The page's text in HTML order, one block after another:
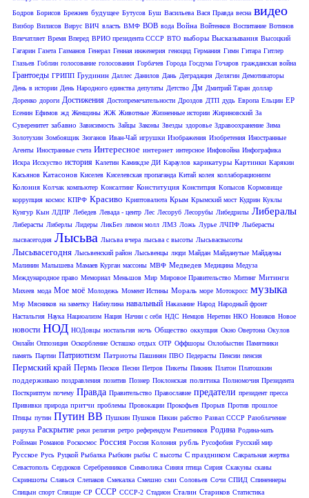
Бодров Борисов Брежнев будущее Бутусов Буш Васильева Вася Правда весна видео
Визбор Вилисов Вирус ВИЧ власть ВМФ ВОВ вода Война Войтенков Воспитание Вотинов
Впечатляет Время Вперед ВРИО президента СССР ВТО выборы Высказывания Высоцкий
Гагарин Газета Газманов Генерал Генная инженерия геноцид Германия Гимн Гитара Гитлер
Глазьев Гоблин голосование голосования Горбачев Города Госдума Гочаров гражданская война
Грантоеды ГРИПП Грудинин Даллес Данилов Дань Деградация Делягин Демотиваторы
День в истории День Народного единства депутаты Детство Дм Дмитрий Таран доллар
Доренко дороги Достижения Достопремечательности Дроздов ДТП дудь Европа Ельцин ЕР
Есенин Ефимов жд Женщины ЖЖ Животные Жизненные истории Жириновский За
Суверенитет забавно Зависимость Зайцы Законы Звезды здоровье Здравоохранение Зима
Золотухин Зомбоящик Зюганов Иван-Чай игрушки Изображения Изобретения Иностранные
Агенты Иностранные счета Интересное интернет интерсное Инфовойна Инфографика
Искра Исскуство история Калетин Камикдзе ДИ Караулов карикатуры Картинки Карякин
Касьянов Катасонов Киселев Киселевская пропаганда Китай колея коллаборационизм
Колония Колчак компьютер Консалтинг Конституция Конститция Копысов Кормовище
коррупция космос КПРФ Красиво Криптовалюта Крым Крымский мост Кудрин Куклы
Кунгур Кын ЛДПР Лебедев Левада - центр Лес Лесоруб Лесорубы Либедрилы Либералы
Либерасты Либерлы Лидеры ЛикБез лимон молл ЛМЗ Ложь Лурье ЛЧПФ Лыберасты
лысвасегодня Лысьва Лысьва вчера лысьва с высоты Лысьвасвысоты
Лысьвасегодня Лысьвенский район Лысьвенцы люди Майдан Майданутые Майдауны
Малинин Малышева Мамаев Курган массоны МВФ Медведев Медицина Медуза
Международное право Мемориал Меньшов Мир Мировое Правительство Митинг Митинги
Михеев мода Мое моё Молодежь Момент Истины Мораль море Мотокросс музыка
Мэр Мясников на заметку Набиулина навальный Наказание Народ Народный фронт
Настальгия Наука Нациоализм Нация Начни с себя НДС Немцов Неретин НКО Новиков Новое
новости НОД НОДовцы ностальгия ночь Общество оккупция Окно Овертона Окулов
Онлайн Оппозиция Оскорбление Осташко отдых ОТР Оффшоры Охлобыстин Памятники
память Партии Патриотизм Патриоты Пашинян ПВО Педерасты Пенсии пенсия
Пермский край Пермь Песков Песни Петров Пикеты Пикник Платон Платошкин
поддерживаю поздравления позитив Познер Поклонская политика Полномочия Президента
Посткриптум почему Правда Правительство Православие предатели президент пресса
Прививки природа притчи проблемы Провокации Прокофьев Прорыв Против прошлое
Птицы путин Путин ВВ Пушкин Пушков Пякин рабство Развал СССР Разоблачение
разруха Раскрытие реки религия ретро референдум Решетников Родина Родина-мать
Ройзман Романов Роскосмос Россия Россия Колония рубль Русофобия Русский мир
Русское Русь Руцкой Рыбалка Рыбкин рыбы С высоты С праздником Сакральная жертва
Севастополь Сердюков Серебренников Символика Синяя птица Сирия Скакуны сканы
Скриншоты Славься Слепаков Смекалка Смешно сми Соловьев Сочи СПИД Спиненнеры
Спицын спорт Спящие СР СССР СССР-2 Стадион Сталин Стариков Статистика